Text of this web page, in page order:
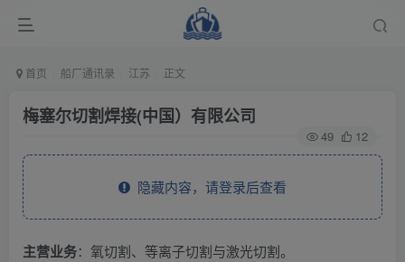
首页 船厂通讯录 江苏 正文
梅塞尔切割焊接(中国）有限公司
49 12
隐藏内容，请登录后查看
主营业务：氧切割、等离子切割与激光切割。